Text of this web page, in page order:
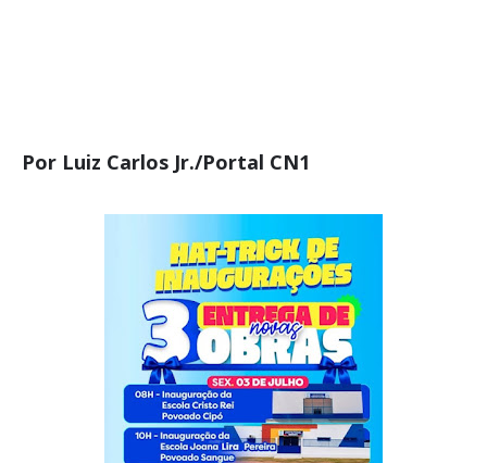
Por Luiz Carlos Jr./Portal CN1